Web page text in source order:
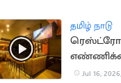
தமிழ் நாடு
ரெஸ்ட்ரோ
அதிகரிக்க
Jul 16,